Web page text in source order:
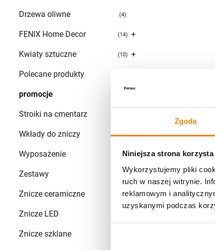
Zgoda
Niniejsza strona
Wykorzystujemy pliki
ruch w naszej witrynie.
reklamowym i
uzyskanymi podczas
Drzewa oliwne 4
+
FENIX Home Decor 14
+
Kwiaty sztuczne 10
Polecane produkty
promocje
Stroiki na cmentarz
+
Wkłady do zniczy 79
+
Wyposażenie 2
Zestawy 68
Znicze ceramiczne 4
Znicze LED
Znicze szklane